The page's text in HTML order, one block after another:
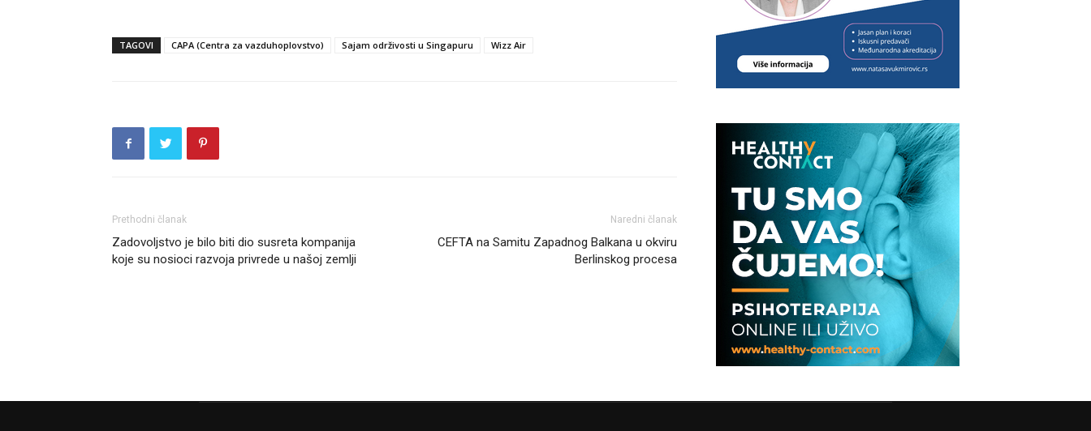
TAGOVI CAPA (Centra za vazduhoplovstvo) Sajam održivosti u Singapuru Wizz Air
Prethodni članak
Zadovoljstvo je bilo biti dio susreta kompanija
koje su nosioci razvoja privrede u našoj zemlji
Naredni članak
CEFTA na Samitu Zapadnog Balkana u okviru
Berlinskog procesa